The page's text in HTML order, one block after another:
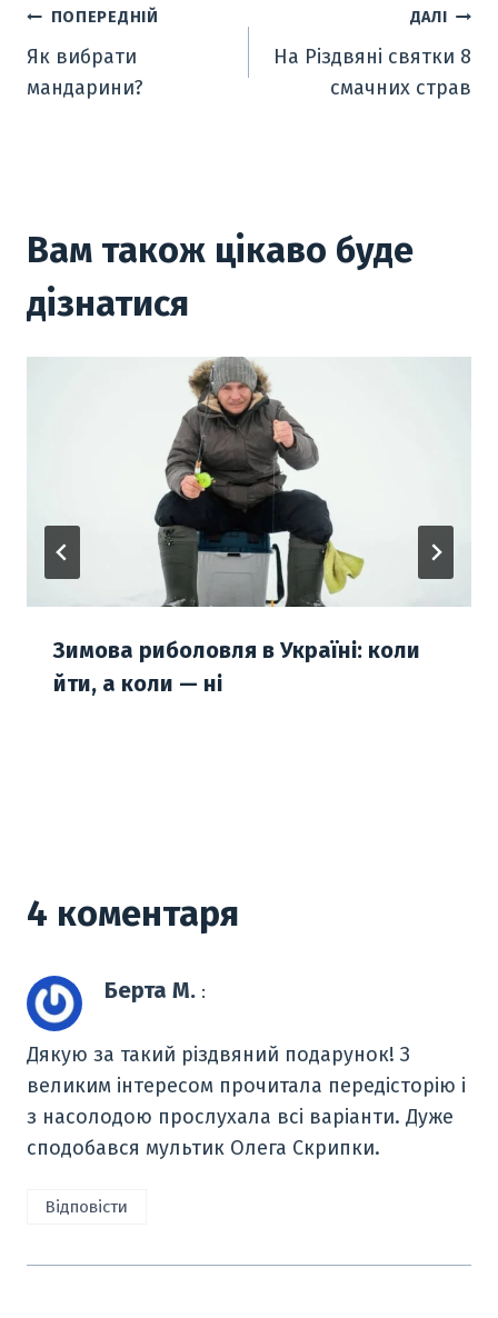
o
o
k
e
s
p
a
m
Навігація
записів
ПОПЕРЕДНІЙ
Як вибрати
мандарини?
ДАЛІ
На Різдвяні святки 8
смачних страв
Вам також цікаво буде
дізнатися
Зимова риболовля в Україні: коли
йти, а коли — ні
4 коментаря
Берта М. :
Дякую за такий різдвяний подарунок! З
великим інтересом прочитала передісторію і
з насолодою прослухала всі варіанти. Дуже
сподобався мультик Олега Скрипки.
Відповісти